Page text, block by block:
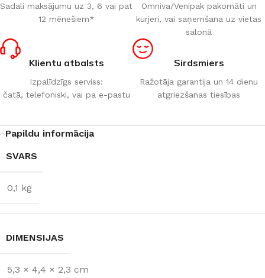
Sadali maksājumu uz 3, 6 vai pat
12 mēnešiem*
Omniva/Venipak pakomāti un
kurjeri, vai saņemšana uz vietas
salonā
Klientu atbalsts
Izpalīdzīgs serviss:
čatā, telefoniski, vai pa e-pastu
Sirdsmiers
Ražotāja garantija un 14 dienu
atgriezšanas tiesības
Papildu informācija
SVARS
0,1 kg
DIMENSIJAS
5,3 × 4,4 × 2,3 cm